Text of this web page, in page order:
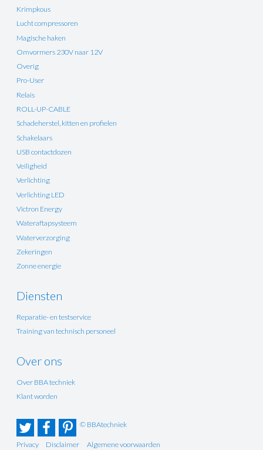
Krimpkous
Lucht compressoren
Magische haken
Omvormers 230V naar 12V
Overig
Pro-User
Relais
ROLL-UP-CABLE
Schadeherstel, kitten en profielen
Schakelaars
USB contactdozen
Veiligheid
Verlichting
Verlichting LED
Victron Energy
Wateraftapsysteem
Waterverzorging
Zekeringen
Zonne energie
Diensten
Reparatie- en testservice
Training van technisch personeel
Over ons
Over BBA techniek
Klant worden
© BBAtechniek
Privacy Disclaimer Algemene voorwaarden